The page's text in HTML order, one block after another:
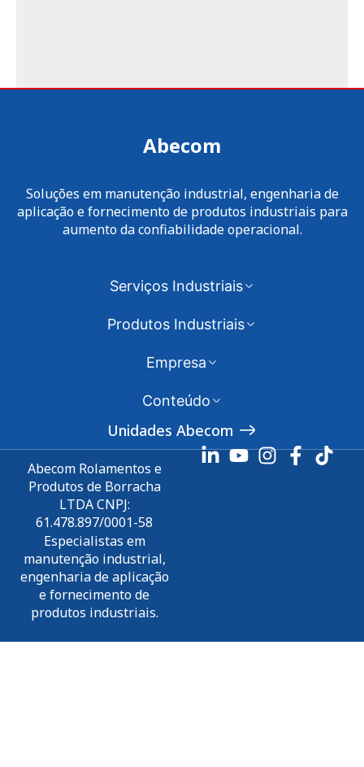
Abecom
Soluções em manutenção industrial, engenharia de
aplicação e fornecimento de produtos industriais para
aumento da confiabilidade operacional.
Serviços Industriais
Produtos Industriais
Empresa
Conteúdo
Unidades Abecom
Abecom Rolamentos e
Produtos de Borracha
LTDA CNPJ:
61.478.897/0001-58
Especialistas em
manutenção industrial,
engenharia de aplicação
e fornecimento de
produtos industriais.